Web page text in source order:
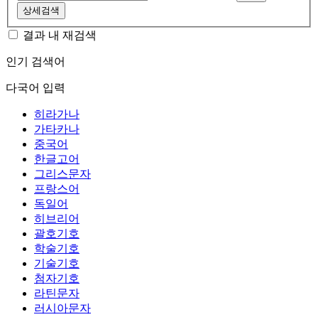
상세검색
결과 내 재검색
인기 검색어
다국어 입력
히라가나
가타카나
중국어
한글고어
그리스문자
프랑스어
독일어
히브리어
괄호기호
학술기호
기술기호
첨자기호
라틴문자
러시아문자